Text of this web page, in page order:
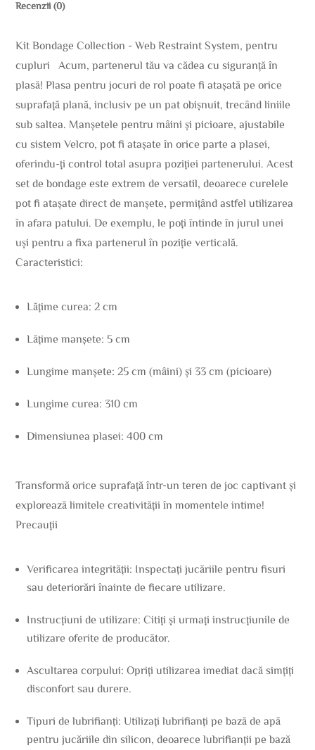
Recenzii (0)
Kit Bondage Collection - Web Restraint System, pentru
cupluri Acum, partenerul tău va cădea cu siguranță în
plasă! Plasa pentru jocuri de rol poate fi atașată pe orice
suprafață plană, inclusiv pe un pat obișnuit, trecând liniile
sub saltea. Manșetele pentru mâini și picioare, ajustabile
cu sistem Velcro, pot fi atașate în orice parte a plasei,
oferindu-ți control total asupra poziției partenerului. Acest
set de bondage este extrem de versatil, deoarece curelele
pot fi atașate direct de manșete, permițând astfel utilizarea
în afara patului. De exemplu, le poți întinde în jurul unei
uși pentru a fixa partenerul în poziție verticală.
Caracteristici:
Lățime curea: 2 cm
Lățime manșete: 5 cm
Lungime manșete: 25 cm (mâini) și 33 cm (picioare)
Lungime curea: 310 cm
Dimensiunea plasei: 400 cm
Transformă orice suprafață într-un teren de joc captivant și
explorează limitele creativității în momentele intime!
Precauții
Verificarea integrității: Inspectați jucăriile pentru fisuri
sau deteriorări înainte de fiecare utilizare.
Instrucțiuni de utilizare: Citiți și urmați instrucțiunile de
utilizare oferite de producător.
Ascultarea corpului: Opriți utilizarea imediat dacă simțiți
disconfort sau durere.
Tipuri de lubrifianți: Utilizați lubrifianți pe bază de apă
pentru jucăriile din silicon, deoarece lubrifianții pe bază